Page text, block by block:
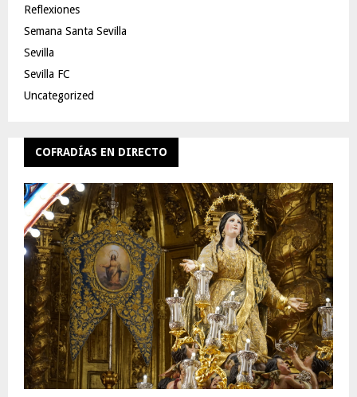
Reflexiones
Semana Santa Sevilla
Sevilla
Sevilla FC
Uncategorized
COFRADÍAS EN DIRECTO